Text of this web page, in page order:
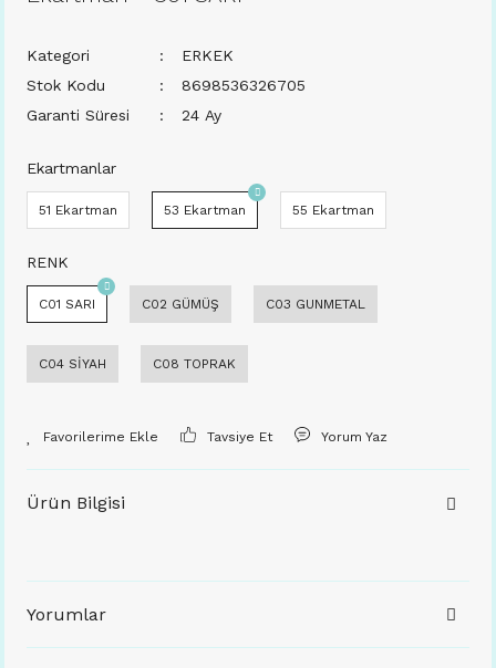
Kategori
ERKEK
Stok Kodu
8698536326705
Garanti Süresi
24 Ay
Ekartmanlar
51 Ekartman 53 Ekartman 55 Ekartman
RENK
C01 SARI C02 GÜMÜŞ C03 GUNMETAL
C04 SİYAH C08 TOPRAK
Tavsiye Et Yorum Yaz
Ürün Bilgisi
Yorumlar